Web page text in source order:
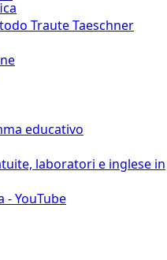
Traute Taeschner
educativo
laboratori e inglese in
- YouTube